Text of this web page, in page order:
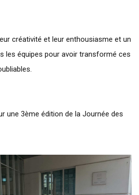
créativité et leur enthousiasme et un
les équipes pour avoir transformé ces
une 3ème édition de la Journée des